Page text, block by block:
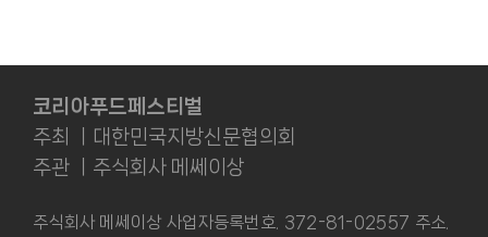
코리아푸드페스티벌
주최 ㅣ대한민국지방신문협의회
주관 ㅣ주식회사 메쎄이상
주식회사 메쎄이상 사업자등록번호. 372-81-02557 주소.